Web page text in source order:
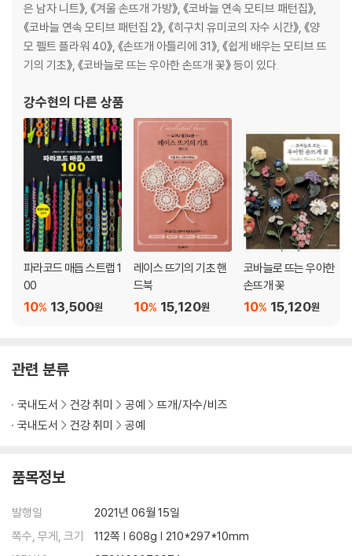
은 남자 니트》, 《겨울 손뜨개 가방》, 《코바늘 연속 모티브 패턴집》,
《코바늘 연속 모티브 패턴집 2》, 《히구치 유미코의 자수 시간》, 《양
모 펠트 플라워 40》, 《손뜨개 아틀리에 31》, 《쉽게 배우는 모티브 뜨
기의 기초》, 《코바늘로 뜨는 우아한 손뜨개 꽃》 등이 있다.
강수현의 다른 상품
파라코드 매듭 스트랩 1
00
13,500원
10%
레이스 뜨기의 기초 핸
드북
15,120원
10%
코바늘로 뜨는 우아한
손뜨개 꽃
15,120원
10%
관련 분류
국내도서 건강 취미 공예
뜨개/자수/비즈
국내도서
건강 취미 공예
품목정보
발행일
2021년 06월 15일
쪽수, 무게, 크기
112쪽 | 608g | 210*297*10mm